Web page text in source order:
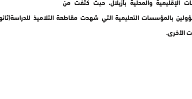
بالمؤسسات التعليمية التي شهدت مقاطعة التلاميذ
الأخرى.